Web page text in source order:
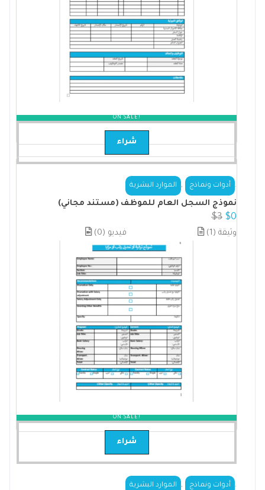
ON SALE!
شراء
الموارد البشرية أدوات ونماذج
نموذج السجل العام للموظف (مستند مجاني)
$3 $0
(0) فيديو (1) وثيقة
ON SALE!
شراء
الموارد البشرية أدوات ونماذج